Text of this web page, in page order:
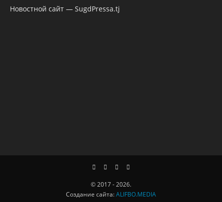
Новостной сайт — SugdPressa.tj
© 2017 - 2026.
Создание сайта:ALIFBO.MEDIA